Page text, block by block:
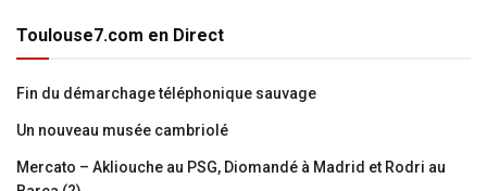
Toulouse7.com en Direct
Fin du démarchage téléphonique sauvage
Un nouveau musée cambriolé
Mercato – Akliouche au PSG, Diomandé à Madrid et Rodri au